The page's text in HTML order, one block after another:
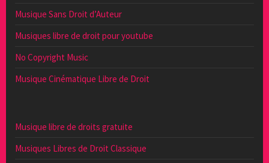
Musique Sans Droit d’Auteur
Musiques libre de droit pour youtube
No Copyright Music
Musique Cinématique Libre de Droit
Musique libre de droits gratuite
Musiques Libres de Droit Classique